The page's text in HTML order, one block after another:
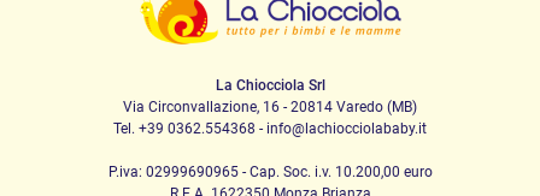
La Chiocciola Srl
Via Circonvallazione, 16 - 20814 Varedo (MB)
Tel. +39 0362.554368 - info@lachiocciolababy.it
P.iva: 02999690965 - Cap. Soc. i.v. 10.200,00 euro